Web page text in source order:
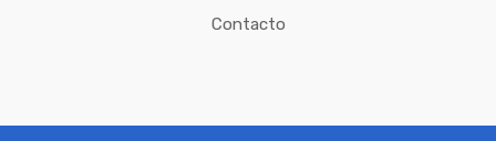
Contacto